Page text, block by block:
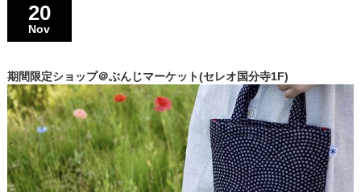
20
Nov
期間限定ショップ＠ぶんじマーケット(セレオ国分寺1F)